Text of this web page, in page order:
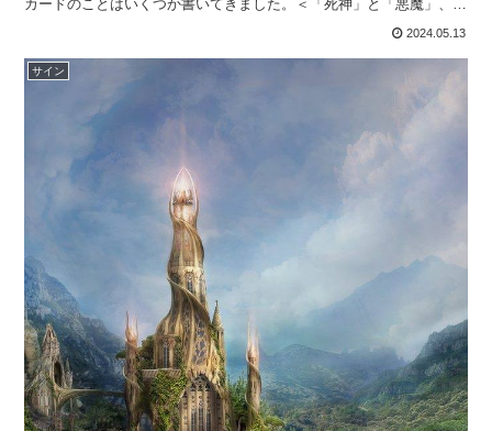
カードのことはいくつか書いてきました。＜「死神」と「悪魔」、
2024.05.13
サイン